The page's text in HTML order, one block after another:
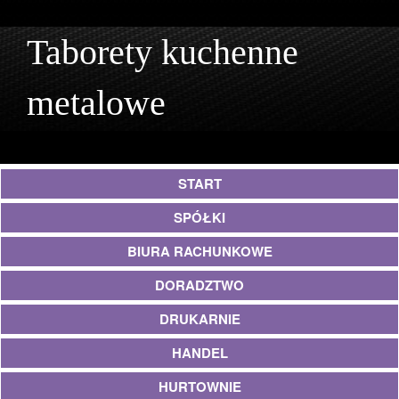
Taborety kuchenne
metalowe
START
SPÓŁKI
BIURA RACHUNKOWE
DORADZTWO
DRUKARNIE
HANDEL
HURTOWNIE